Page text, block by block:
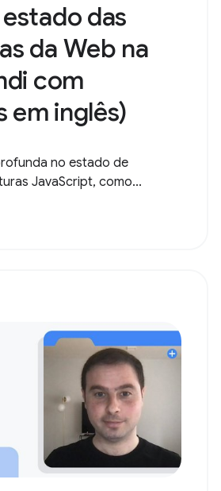
das
da Web na
com
em inglês)
no estado de
JavaScript, como...